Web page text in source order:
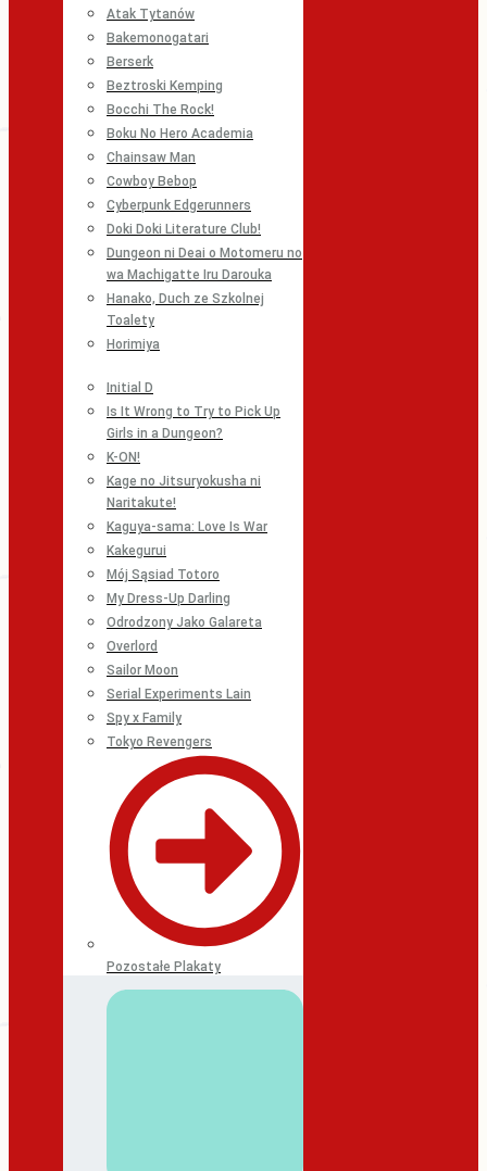
Atak Tytanów
Bakemonogatari
Berserk
Beztroski Kemping
Bocchi The Rock!
Boku No Hero Academia
Chainsaw Man
Cowboy Bebop
Cyberpunk Edgerunners
Doki Doki Literature Club!
Dungeon ni Deai o Motomeru no
wa Machigatte Iru Darouka
Hanako, Duch ze Szkolnej
Toalety
Horimiya
Initial D
Is It Wrong to Try to Pick Up
Girls in a Dungeon?
K-ON!
Kage no Jitsuryokusha ni
Naritakute!
Kaguya-sama: Love Is War
Kakegurui
Mój Sąsiad Totoro
My Dress-Up Darling
Odrodzony Jako Galareta
Overlord
Sailor Moon
Serial Experiments Lain
Spy x Family
Tokyo Revengers
Pozostałe Plakaty